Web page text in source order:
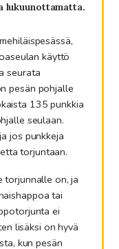
lukuunottamatta.
käyttö
seurata
pesän pohjalle
135 punkkia
seulaan.
jos punkkeja
torjuntaan.
torjunnalle on, ja
tai
ei
lisäksi on hyvä
kun pesän